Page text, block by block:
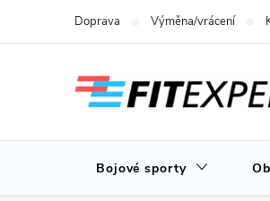
Doprava Výměna/vrácení
Bojové sporty